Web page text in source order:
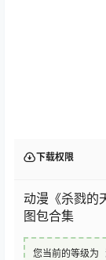
下载权限
动漫《杀戮的
图包合集
您当前的等级为